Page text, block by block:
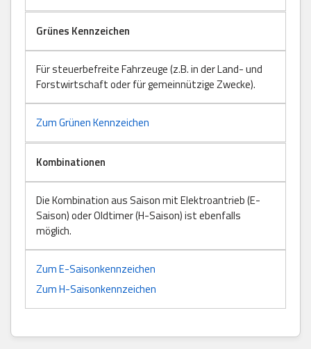
Grünes Kennzeichen
Für steuerbefreite Fahrzeuge (z.B. in der Land- und
Forstwirtschaft oder für gemeinnützige Zwecke).
Zum Grünen Kennzeichen
Kombinationen
Die Kombination aus Saison mit Elektroantrieb (E-
Saison) oder Oldtimer (H-Saison) ist ebenfalls
möglich.
Zum E-Saisonkennzeichen
Zum H-Saisonkennzeichen